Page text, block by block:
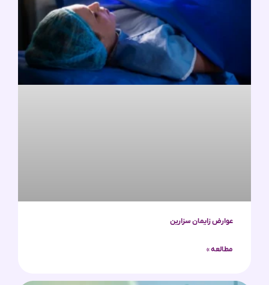
عوارض زایمان سزارین
مطالعه »